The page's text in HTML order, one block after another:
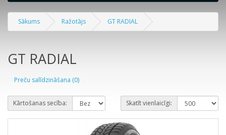
Sākums Ražotājs GT RADIAL
GT RADIAL
Preču salīdzināšana (0)
Kārtošanas secība: Skatīt vienlaicīgi: